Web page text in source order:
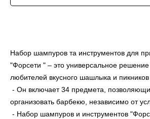
Набор шампуров та инструментов для
"Форсети " – это универсальное
любителей вкусного шашлыка и
- Он включает 34 предмета,
организовать барбекю, независимо от
- Набор шампуров и инструментов